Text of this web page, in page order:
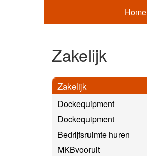
Home
Zakelijk
Zakelijk
Dockequipment
Dockequipment
Bedrijfsruimte huren
MKBvooruit